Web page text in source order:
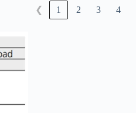
❮ 1 2 3 4